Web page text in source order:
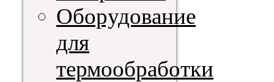
Оборудование
для
термообработки